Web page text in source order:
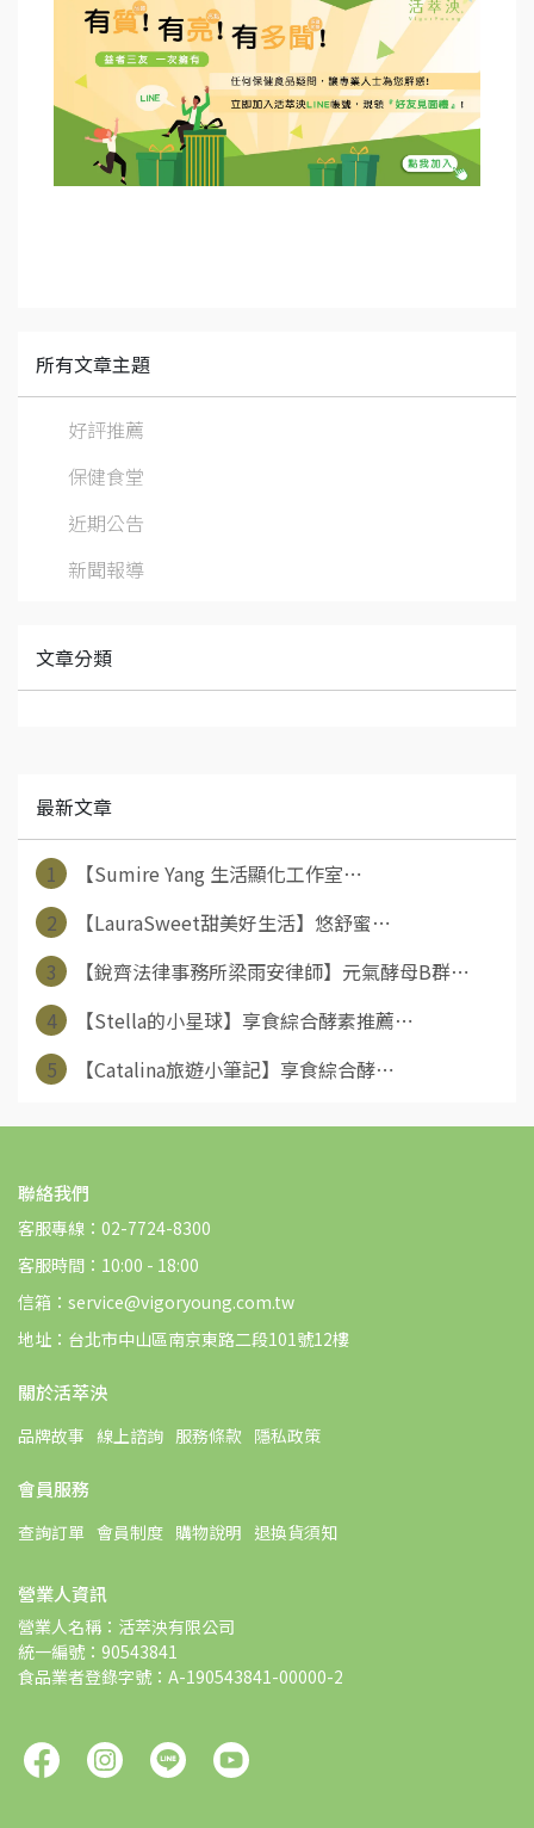
所有文章主題
好評推薦
保健食堂
近期公告
新聞報導
文章分類
最新文章
1
【Sumire Yang 生活顯化工作室⋯
2
【LauraSweet甜美好生活】悠舒蜜⋯
3
【銳齊法律事務所梁雨安律師】元氣酵母B群⋯
4
【Stella的小星球】享食綜合酵素推薦⋯
5
【Catalina旅遊小筆記】享食綜合酵⋯
聯絡我們
客服專線：02-7724-8300
客服時間：10:00 - 18:00
信箱：service@vigoryoung.com.tw
地址：台北市中山區南京東路二段101號12樓
關於活萃泱
品牌故事 線上諮詢 服務條款 隱私政策
會員服務
查詢訂單 會員制度 購物說明 退換貨須知
營業人資訊
營業人名稱：活萃泱有限公司
統一編號：90543841
食品業者登錄字號：A-190543841-00000-2